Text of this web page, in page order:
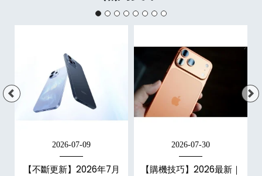
2026-07-09
【不斷更新】2026年7月
2026-07-30
【購機技巧】2026最新｜